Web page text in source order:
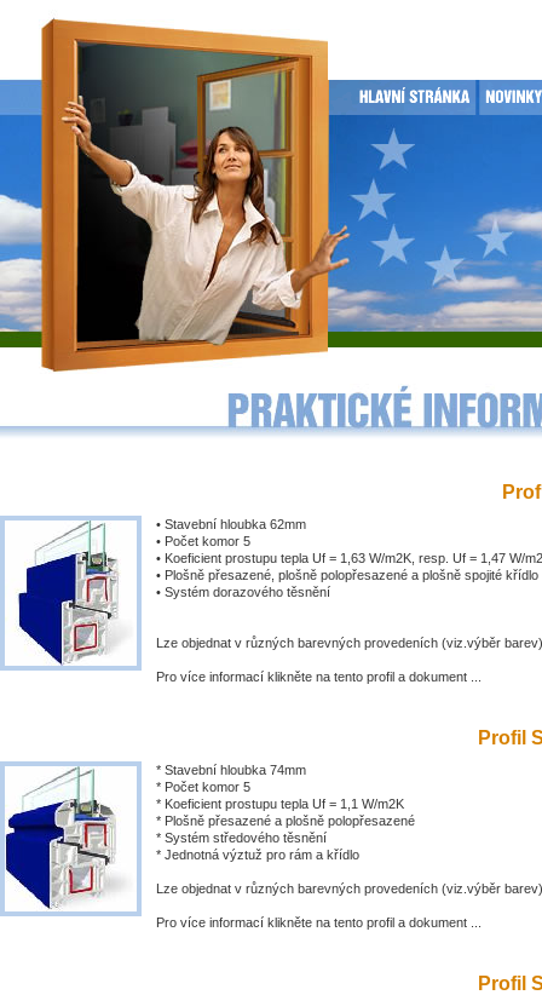
• Stavební hloubka 62mm
• Počet komor 5
• Koeficient prostupu tepla Uf = 1,63 W/m2K, resp. Uf = 1,47 W/
• Plošně přesazené, plošně polopřesazené a plošně spojité křídlo
• Systém dorazového těsnění
Lze objednat v různých barevných provedeních (viz.výběr barev)
Pro více informací klikněte na tento profil a dokument ...
Profil
* Stavební hloubka 74mm
* Počet komor 5
* Koeficient prostupu tepla Uf = 1,1 W/m2K
* Plošně přesazené a plošně polopřesazené
* Systém středového těsnění
* Jednotná výztuž pro rám a křídlo
Lze objednat v různých barevných provedeních (viz.výběr barev)
Pro více informací klikněte na tento profil a dokument ...
Profil